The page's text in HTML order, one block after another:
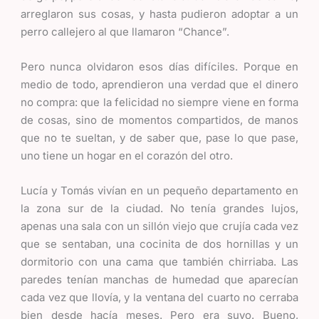
arreglaron sus cosas, y hasta pudieron adoptar a un
perro callejero al que llamaron “Chance”.
Pero nunca olvidaron esos días difíciles. Porque en
medio de todo, aprendieron una verdad que el dinero
no compra: que la felicidad no siempre viene en forma
de cosas, sino de momentos compartidos, de manos
que no te sueltan, y de saber que, pase lo que pase,
uno tiene un hogar en el corazón del otro.
Lucía y Tomás vivían en un pequeño departamento en
la zona sur de la ciudad. No tenía grandes lujos,
apenas una sala con un sillón viejo que crujía cada vez
que se sentaban, una cocinita de dos hornillas y un
dormitorio con una cama que también chirriaba. Las
paredes tenían manchas de humedad que aparecían
cada vez que llovía, y la ventana del cuarto no cerraba
bien desde hacía meses. Pero era suyo. Bueno,